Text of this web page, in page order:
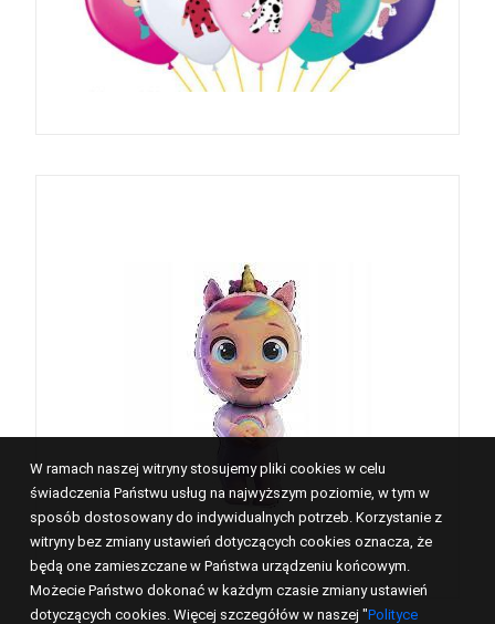
W ramach naszej witryny stosujemy pliki cookies w celu
świadczenia Państwu usług na najwyższym poziomie, w tym w
sposób dostosowany do indywidualnych potrzeb. Korzystanie z
witryny bez zmiany ustawień dotyczących cookies oznacza, że
będą one zamieszczane w Państwa urządzeniu końcowym.
Możecie Państwo dokonać w każdym czasie zmiany ustawień
dotyczących cookies. Więcej szczegółów w naszej "Polityce